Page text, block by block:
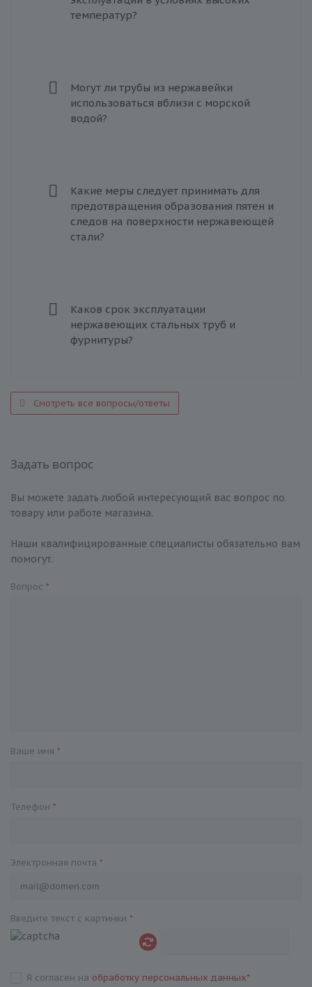
температур?
Могут ли трубы из нержавейки
использоваться вблизи с морской
водой?
Какие меры следует принимать для
предотвращения образования пятен и
следов на поверхности нержавеющей
стали?
Каков срок эксплуатации
нержавеющих стальных труб и
фурнитуры?
Смотреть все вопросы/ответы
Задать вопрос
Вы можете задать любой интересующий вас вопрос по
товару или работе магазина.
Наши квалифицированные специалисты обязательно вам
помогут.
Вопрос *
Ваше имя *
Телефон *
Электронная почта *
Введите текст с картинки *
Я согласен на обработку персональных данных*